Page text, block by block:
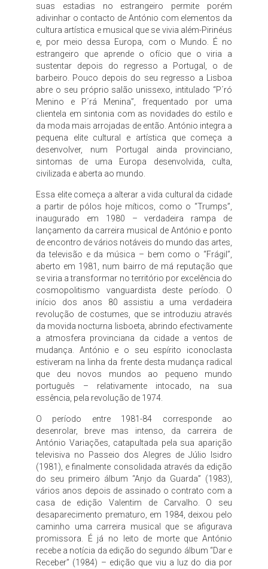
suas estadias no estrangeiro permite porém
adivinhar o contacto de António com elementos da
cultura artística e musical que se vivia além-Pirinéus
e, por meio dessa Europa, com o Mundo. É no
estrangeiro que aprende o ofício que o viria a
sustentar depois do regresso a Portugal, o de
barbeiro. Pouco depois do seu regresso a Lisboa
abre o seu próprio salão unissexo, intitulado “P´ró
Menino e P´rá Menina”, frequentado por uma
clientela em sintonia com as novidades do estilo e
da moda mais arrojadas de então. António integra a
pequena elite cultural e artística que começa a
desenvolver, num Portugal ainda provinciano,
sintomas de uma Europa desenvolvida, culta,
civilizada e aberta ao mundo.
Essa elite começa a alterar a vida cultural da cidade
a partir de pólos hoje míticos, como o “Trumps”,
inaugurado em 1980 – verdadeira rampa de
lançamento da carreira musical de António e ponto
de encontro de vários notáveis do mundo das artes,
da televisão e da música – bem como o “Frágil”,
aberto em 1981, num bairro de má reputação que
se viria a transformar no território por excelência do
cosmopolitismo vanguardista deste período. O
início dos anos 80 assistiu a uma verdadeira
revolução de costumes, que se introduziu através
da movida nocturna lisboeta, abrindo efectivamente
a atmosfera provinciana da cidade a ventos de
mudança. António e o seu espírito iconoclasta
estiveram na linha da frente desta mudança radical
que deu novos mundos ao pequeno mundo
português – relativamente intocado, na sua
essência, pela revolução de 1974.
O período entre 1981-84 corresponde ao
desenrolar, breve mas intenso, da carreira de
António Variações, catapultada pela sua aparição
televisiva no Passeio dos Alegres de Júlio Isidro
(1981), e finalmente consolidada através da edição
do seu primeiro álbum “Anjo da Guarda” (1983),
vários anos depois de assinado o contrato com a
casa de edição Valentim de Carvalho. O seu
desaparecimento prematuro, em 1984, deixou pelo
caminho uma carreira musical que se afigurava
promissora. É já no leito de morte que António
recebe a notícia da edição do segundo álbum “Dar e
Receber” (1984) – edição que viu a luz do dia por